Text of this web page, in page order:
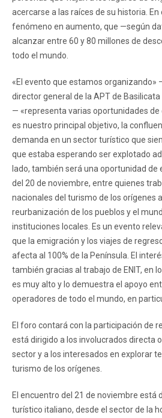
acercarse a las raíces de su historia. En
fenómeno en aumento, que —según
alcanzar entre 60 y 80 millones de
todo el mundo.
«El evento que estamos organizando»
director general de la APT de
— «representa varias oportunidades de
es nuestro principal objetivo, la
demanda en un sector turístico que
que estaba esperando ser explotado
lado, también será una oportunidad de
del 20 de noviembre, entre quienes
nacionales del turismo de los orígenes
reurbanización de los pueblos y el
instituciones locales. Es un evento
que la emigración y los viajes de
afecta al 100% de la Península. El
también gracias al trabajo de ENIT, en
es muy alto y lo demuestra el apoyo
operadores de todo el mundo, en
El foro contará con la participación de
está dirigido a los involucrados directa
sector y a los interesados ​​en explorar
turismo de los orígenes.
El encuentro del 21 de noviembre está
turístico italiano, desde el sector de la